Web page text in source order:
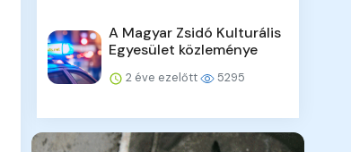
A Magyar Zsidó Kulturális
Egyesület közleménye
2 éve ezelőtt 5295